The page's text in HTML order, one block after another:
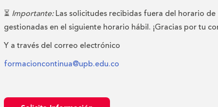
⏳ Importante:Las solicitudes recibidas fuera del horario de
gestionadas en el siguiente horario hábil. ¡Gracias por tu
Y a través del correo electrónico
formacioncontinua@upb.edu.co